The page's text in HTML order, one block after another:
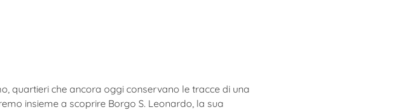
quartieri che ancora oggi conservano le tracce di una
insieme a scoprire Borgo S. Leonardo, la sua